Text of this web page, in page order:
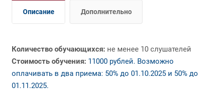
Описание Дополнительно
Количество обучающихся: не менее 10 слушателей
Стоимость обучения: 11000 рублей. Возможно
оплачивать в два приема: 50% до 01.10.2025 и 50% до
01.11.2025.